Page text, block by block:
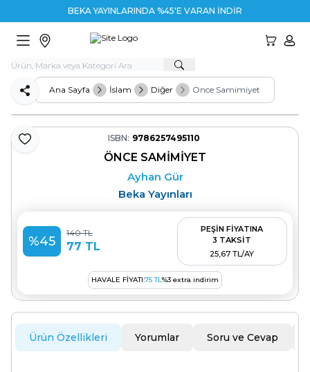
BEKA YAYINLARINDA %45'E VARAN İNDİRİM
Ana Sayfa İslam Diğer Önce Samimiyet
Favoriye Ekle
Paylaş
ISBN: 9786257495110
ÖNCE SAMIMIYET
Ayhan Gür
Beka Yayınları
%45
140TL
77 TL
PEŞİN FİYATINA
3 TAKSİT
25,67 TL/AY
HAVALE FIYATI:75TL%3 extra indirim
Ürün Özellikleri Yorumlar Soru ve Cevap